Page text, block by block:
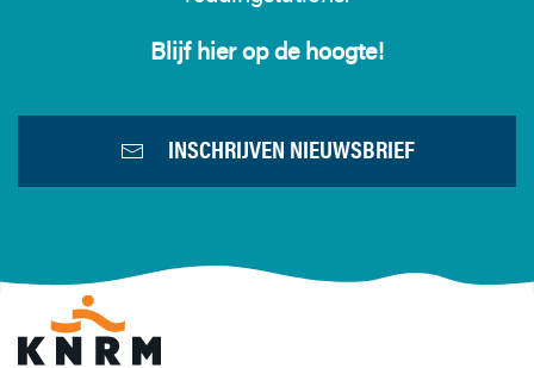
Blijf hier op de hoogte!
INSCHRIJVEN NIEUWSBRIEF